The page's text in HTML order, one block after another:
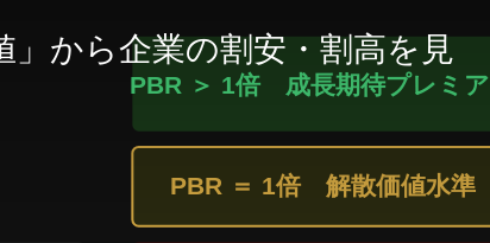
」から企業の割安・割高を見